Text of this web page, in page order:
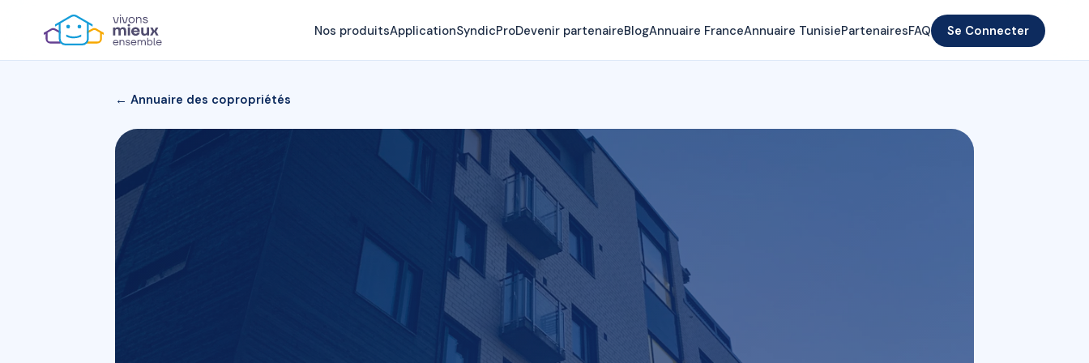
Nos produitsApplicationSyndicProDevenir partenaireBlogAnnuaire FranceAnnuaire TunisiePartenairesFAQ Se Connecter
← Annuaire des copropriétés